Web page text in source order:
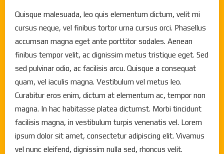
Quisque malesuada, leo quis elementum dictum, velit mi
cursus neque, vel finibus tortor urna cursus orci. Phasellus
accumsan magna eget ante porttitor sodales. Aenean
finibus tempor velit, ac dignissim metus tristique eget. Sed
sed pulvinar odio, ac facilisis arcu. Quisque a consequat
quam, vel iaculis magna. Vestibulum vel metus leo.
Curabitur eros enim, dictum at elementum ac, tempor non
magna. In hac habitasse platea dictumst. Morbi tincidunt
facilisis magna, in vestibulum turpis venenatis vel. Lorem
ipsum dolor sit amet, consectetur adipiscing elit. Vivamus
vel nunc eleifend, dignissim nulla sed, rhoncus velit.